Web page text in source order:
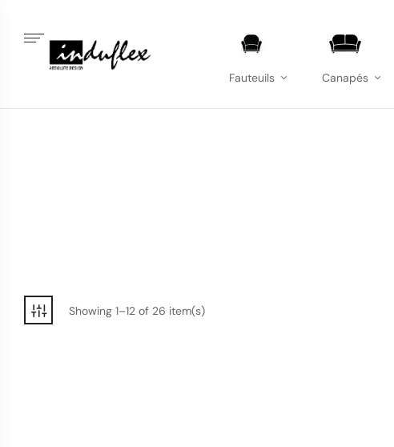
Fauteuils Canapés
Showing 1–12 of 26 item(s)